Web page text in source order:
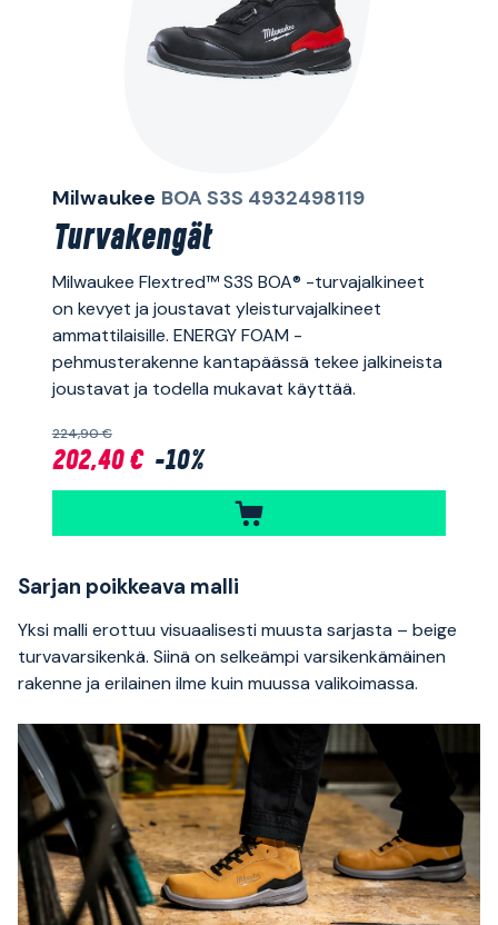
Milwaukee BOA S3S 4932498119
Turvakengät
Milwaukee Flextred™ S3S BOA® -turvajalkineet
on kevyet ja joustavat yleisturvajalkineet
ammattilaisille. ENERGY FOAM -
pehmusterakenne kantapäässä tekee jalkineista
joustavat ja todella mukavat käyttää.
224,90 €
202,40 € -10%
Sarjan poikkeava malli
Yksi malli erottuu visuaalisesti muusta sarjasta – beige
turvavarsikenkä. Siinä on selkeämpi varsikenkämäinen
rakenne ja erilainen ilme kuin muussa valikoimassa.